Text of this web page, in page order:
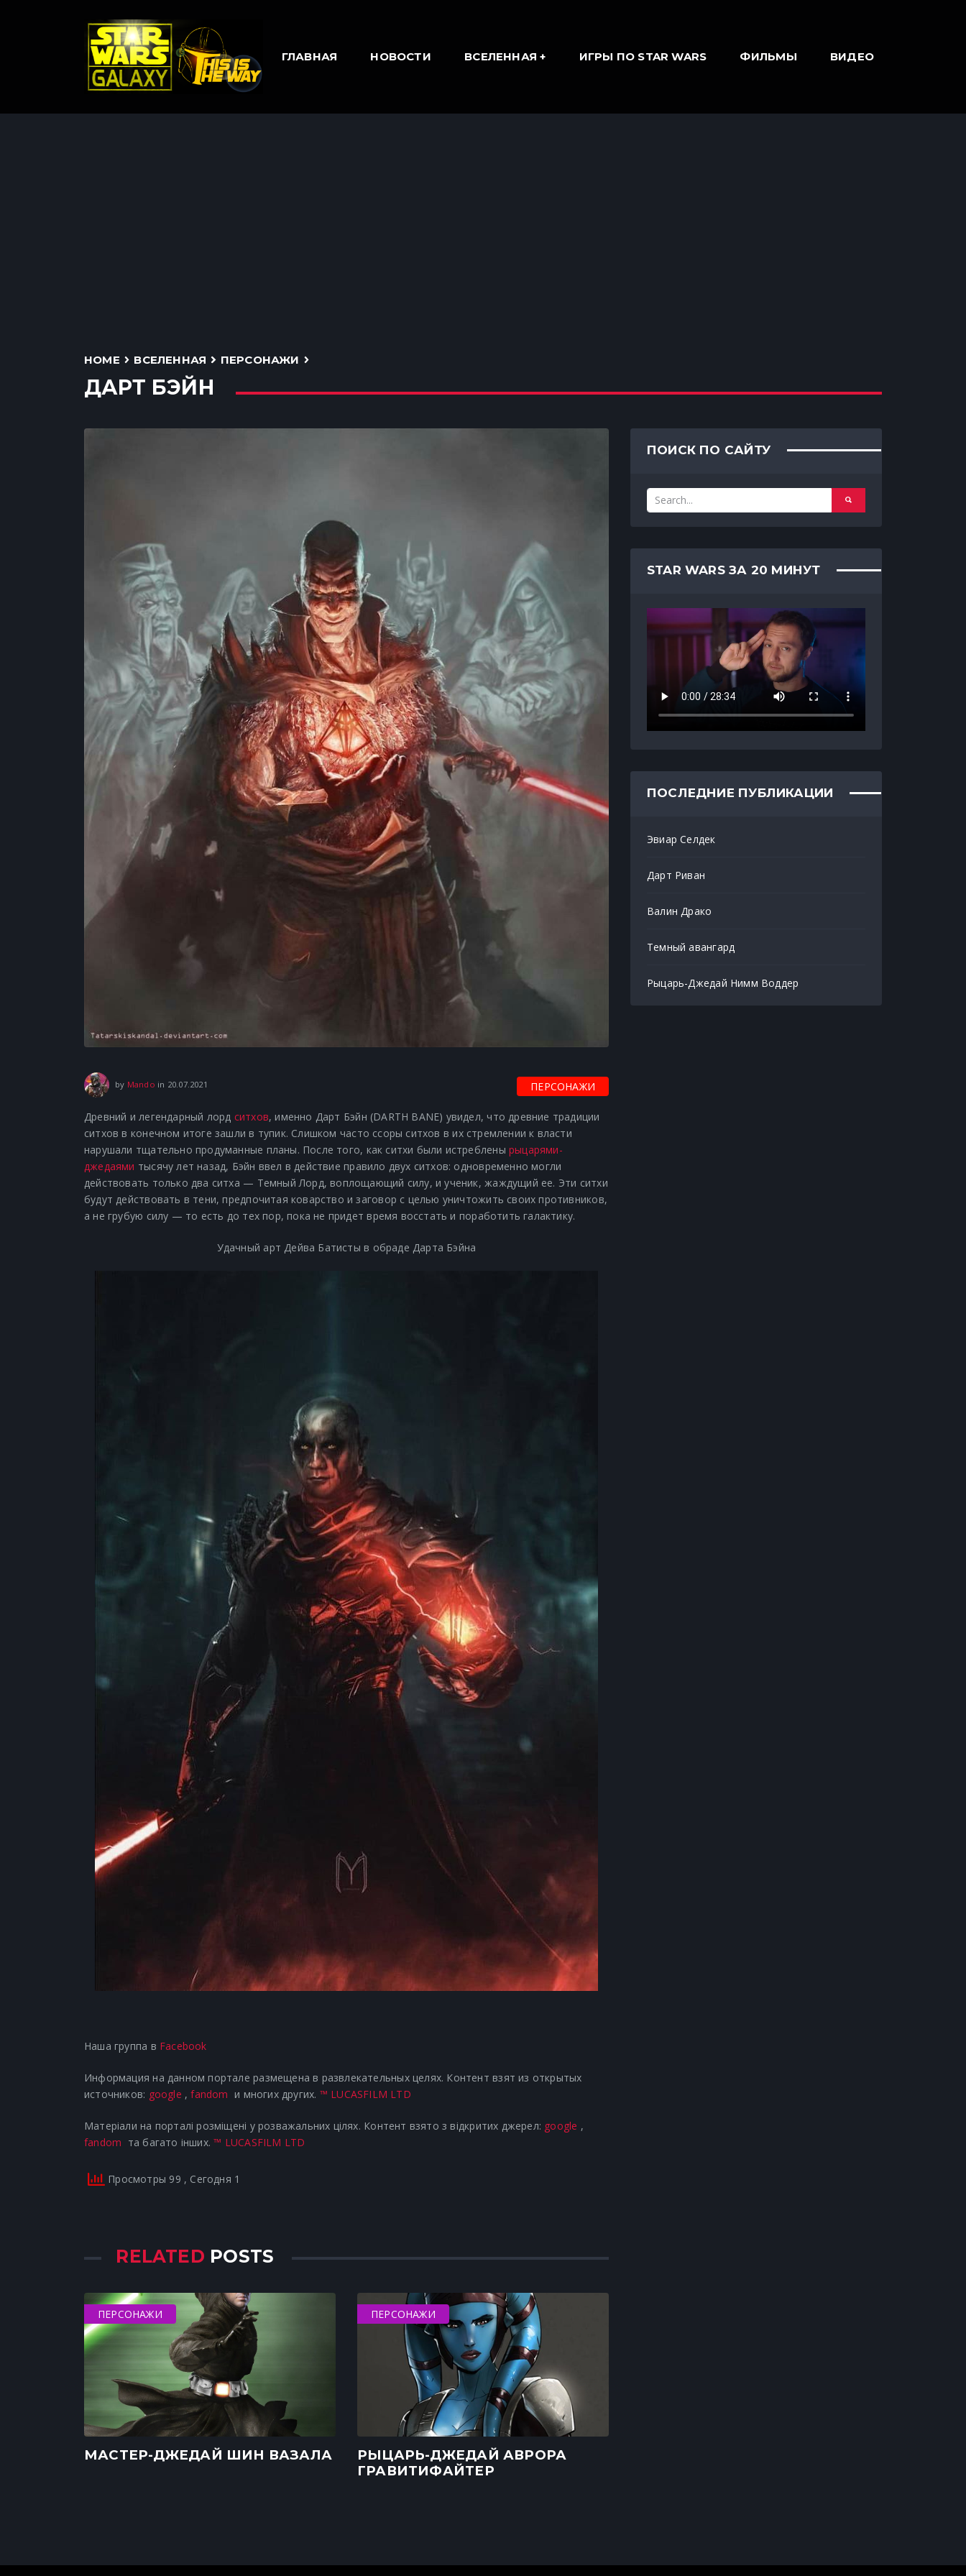
ГЛАВНАЯ НОВОСТИ ВСЕЛЕННАЯ ИГРЫ ПО STAR WARS ФИЛЬМЫ ВИДЕО
HOME ВСЕЛЕННАЯ ПЕРСОНАЖИ
ДАРТ БЭЙН
by Mando in 20.07.2021 ПЕРСОНАЖИ
Древний и легендарный лорд ситхов, именно Дарт Бэйн (DARTH BANE) увидел, что древние традиции
ситхов в конечном итоге зашли в тупик. Слишком часто ссоры ситхов в их стремлении к власти
нарушали тщательно продуманные планы. После того, как ситхи были истреблены рыцарями-
джедаями тысячу лет назад, Бэйн ввел в действие правило двух ситхов: одновременно могли
действовать только два ситха — Темный Лорд, воплощающий силу, и ученик, жаждущий ее. Эти ситхи
будут действовать в тени, предпочитая коварство и заговор с целью уничтожить своих противников,
а не грубую силу — то есть до тех пор, пока не придет время восстать и поработить галактику.
Удачный арт Дейва Батисты в обраде Дарта Бэйна
Наша группа в Facebook
Информация на данном портале размещена в развлекательных целях. Контент взят из открытых
источников: google ,fandom и многих других. ™ LUCASFILM LTD
Матеріали на порталі розміщені у розважальних цілях. Контент взято з відкритих джерел: google ,
fandom та багато інших.™ LUCASFILM LTD
Просмотры 99 , Сегодня 1
RELATED POSTS
ПЕРСОНАЖИ
МАСТЕР-ДЖЕДАЙ ШИН ВАЗАЛА
ПЕРСОНАЖИ
РЫЦАРЬ-ДЖЕДАЙ АВРОРА
ГРАВИТИФАЙТЕР
ПОИСК ПО САЙТУ
STAR WARS ЗА 20 МИНУТ
ПОСЛЕДНИЕ ПУБЛИКАЦИИ
Эвиар Селдек
Дарт Риван
Валин Драко
Темный авангард
Рыцарь-Джедай Нимм Воддер